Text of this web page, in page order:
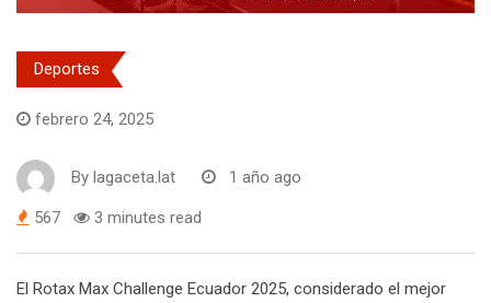
Deportes
febrero 24, 2025
By lagaceta.lat 1 año ago
567 3 minutes read
El Rotax Max Challenge Ecuador 2025, considerado el mejor